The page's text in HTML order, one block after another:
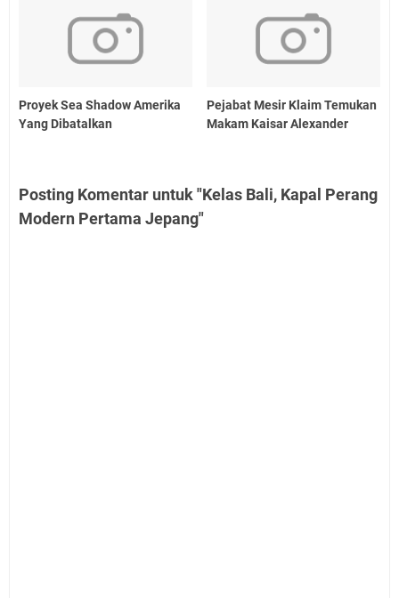
Proyek Sea Shadow Amerika
Yang Dibatalkan
Pejabat Mesir Klaim Temukan
Makam Kaisar Alexander
Posting Komentar untuk "Kelas Bali, Kapal Perang
Modern Pertama Jepang"